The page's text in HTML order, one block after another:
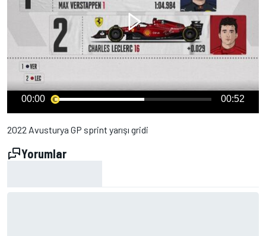
00:00 00:52
2022 Avusturya GP sprint yarışı gridi
Yorumlar